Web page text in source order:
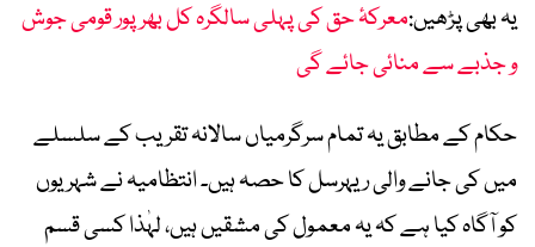
یہ بھی پڑھیں:معرکۂ حق کی پہلی سالگرہ کل بھرپور قومی جوش
و جذبے سے منائی جائے گی
حکام کے مطابق یہ تمام سرگرمیاں سالانہ تقریب کے سلسلے
میں کی جانے والی ریہرسل کا حصہ ہیں۔ انتظامیہ نے شہریوں
کو آگاہ کیا ہے کہ یہ معمول کی مشقیں ہیں، لہٰذا کسی قسم